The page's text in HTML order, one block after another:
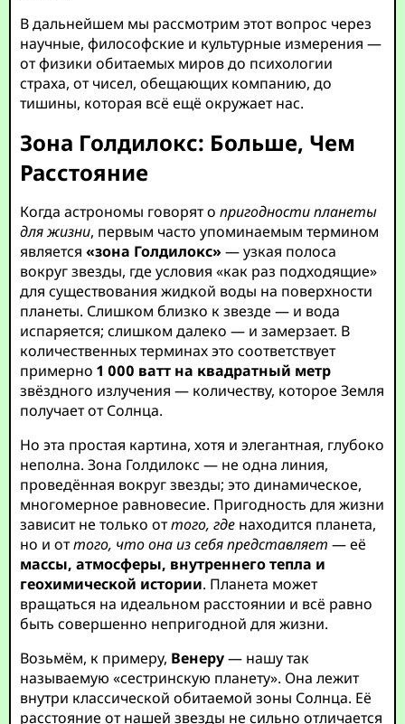
В дальнейшем мы рассмотрим этот вопрос через
научные, философские и культурные измерения —
от физики обитаемых миров до психологии
страха, от чисел, обещающих компанию, до
тишины, которая всё ещё окружает нас.
Зона Голдилокс: Больше, Чем
Расстояние
Когда астрономы говорят опригодности планеты
для жизни, первым часто упоминаемым термином
является«зона Голдилокс»— узкая полоса
вокруг звезды, где условия «как раз подходящие»
для существования жидкой воды на поверхности
планеты. Слишком близко к звезде — и вода
испаряется; слишком далеко — и замерзает. В
количественных терминах это соответствует
примерно1 000 ватт на квадратный метр
звёздного излучения — количеству, которое Земля
получает от Солнца.
Но эта простая картина, хотя и элегантная, глубоко
неполна. Зона Голдилокс — не одна линия,
проведённая вокруг звезды; это динамическое,
многомерное равновесие. Пригодность для жизни
зависит не только оттого, где находится планета,
но и оттого, что она из себя представляет — её
массы, атмосферы, внутреннего тепла и
геохимической истории. Планета может
вращаться на идеальном расстоянии и всё равно
быть совершенно непригодной для жизни.
Возьмём, к примеру, Венеру— нашу так
называемую «сестринскую планету». Она лежит
внутри классической обитаемой зоны Солнца. Её
расстояние от нашей звезды не сильно отличается